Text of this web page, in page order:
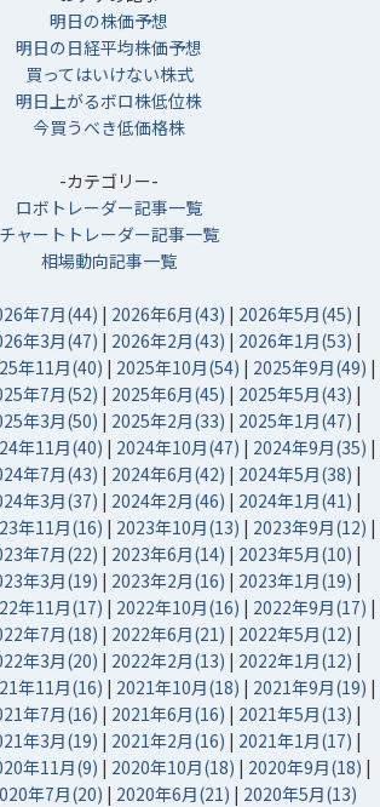
明日の株価予想
明日の日経平均株価予想
買ってはいけない株式
明日上がるボロ株低位株
今買うべき低価格株
-カテゴリー-
ロボトレーダー記事一覧
チャートトレーダー記事一覧
相場動向記事一覧
年7月(44) | 2026年6月(43) | 2026年5月(45) |
年3月(47) | 2026年2月(43) | 2026年1月(53) |
年11月(40) | 2025年10月(54) | 2025年9月(49) |
年7月(52) | 2025年6月(45) | 2025年5月(43) |
年3月(50) | 2025年2月(33) | 2025年1月(47) |
年11月(40) | 2024年10月(47) | 2024年9月(35) |
年7月(43) | 2024年6月(42) | 2024年5月(38) |
年3月(37) | 2024年2月(46) | 2024年1月(41) |
年11月(16) | 2023年10月(13) | 2023年9月(12) |
年7月(22) | 2023年6月(14) | 2023年5月(10) |
年3月(19) | 2023年2月(16) | 2023年1月(19) |
年11月(17) | 2022年10月(16) | 2022年9月(17) |
年7月(18) | 2022年6月(21) | 2022年5月(12) |
年3月(20) | 2022年2月(13) | 2022年1月(12) |
年11月(16) | 2021年10月(18) | 2021年9月(19) |
年7月(16) | 2021年6月(16) | 2021年5月(13) |
年3月(19) | 2021年2月(16) | 2021年1月(17) |
年11月(9) | 2020年10月(18) | 2020年9月(18) |
年7月(20) | 2020年6月(21) | 2020年5月(13)